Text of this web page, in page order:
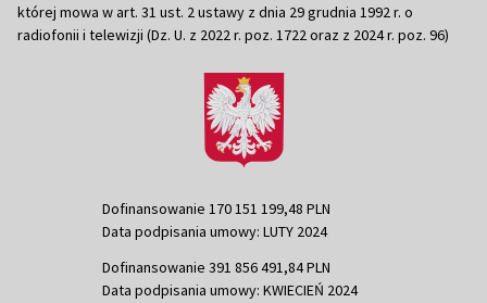
której mowa w art. 31 ust. 2 ustawy z dnia 29 grudnia 1992 r. o
radiofonii i telewizji (Dz. U. z 2022 r. poz. 1722 oraz z 2024 r. poz. 96)
Dofinansowanie 170 151 199,48 PLN
Data podpisania umowy: LUTY 2024
Dofinansowanie 391 856 491,84 PLN
Data podpisania umowy: KWIECIEŃ 2024